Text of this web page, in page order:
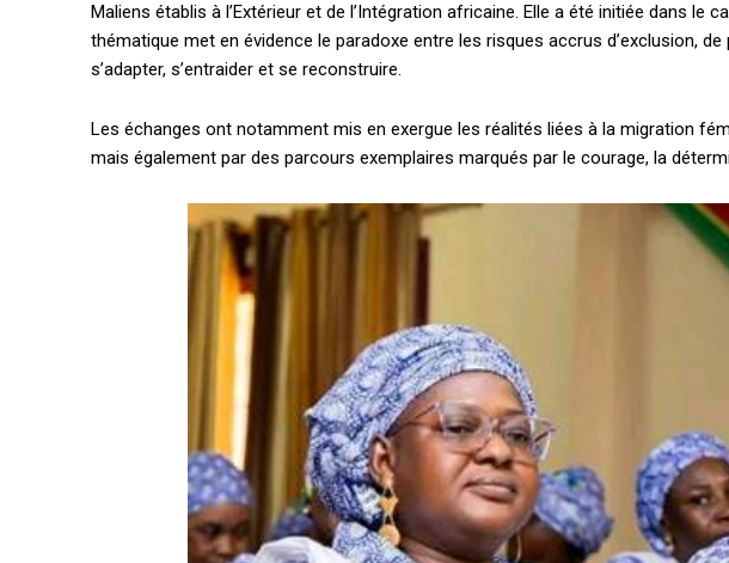
Maliens établis à l’Extérieur et de l’Intégration africaine. Elle a été initiée dans
thématique met en évidence le paradoxe entre les risques accrus d’exclusion,
s’adapter, s’entraider et se reconstruire.
Les échanges ont notamment mis en exergue les réalités liées à la migration
mais également par des parcours exemplaires marqués par le courage, la